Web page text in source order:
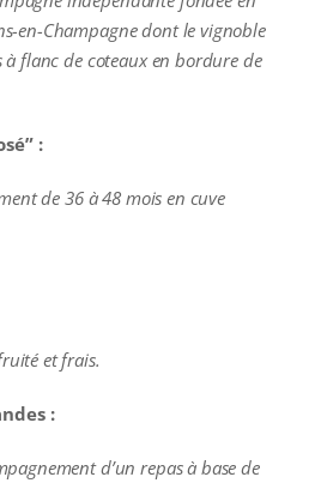
en-Champagne dont le vignoble
à flanc de coteaux en bordure de
:
de 36 à 48 mois en cuve
et frais.
:
d’un repas à base de